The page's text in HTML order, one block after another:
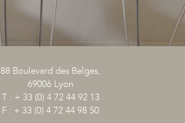
88 Boulevard des Belges,
69006 Lyon
T : + 33 (0) 4 72 44 92 13
F : + 33 (0) 4 72 44 98 50